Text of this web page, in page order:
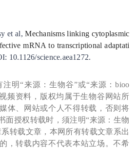
et al,Mechanisms linking cytoplasmic
mRNA to transcriptional adaptati
10.1126/science.aea1272.
明“来源：生物谷”或“来源：bioo
频资料，版权均属于生物谷网站所
体、网站或个人不得转载，否则将
面授权转载时，须注明“来源：生物
转载文章，本网所有转载文章系出
，转载内容不代表本站立场。不希